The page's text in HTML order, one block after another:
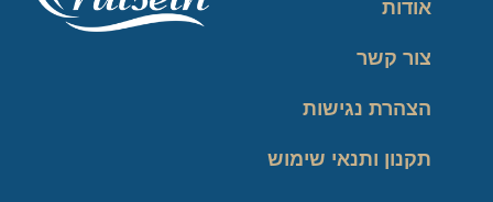
אודות
צור קשר
הצהרת נגישות
תקנון ותנאי שימוש